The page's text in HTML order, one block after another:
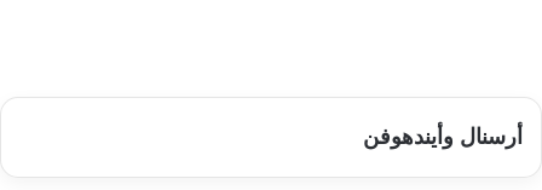
أرسنال وأيندهوفن